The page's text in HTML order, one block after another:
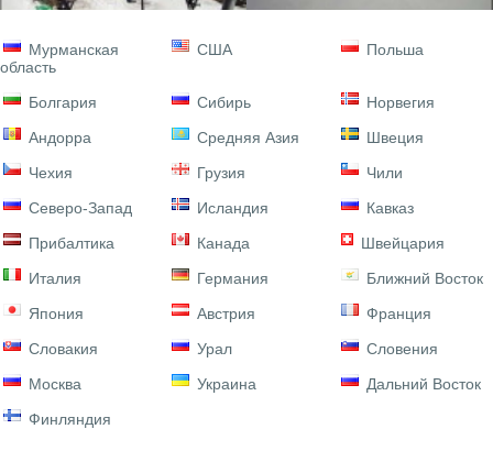
Мурманская
область
США Польша
Болгария Сибирь
Норвегия
Андорра
Средняя Азия
Швеция
Чехия
Грузия
Чили
Северо-Запад
Исландия
Кавказ
Прибалтика
Канада
Швейцария
Италия
Германия
Ближний Восток
Япония
Австрия
Франция
Словакия
Урал
Словения
Москва
Украина
Дальний Восток
Финляндия